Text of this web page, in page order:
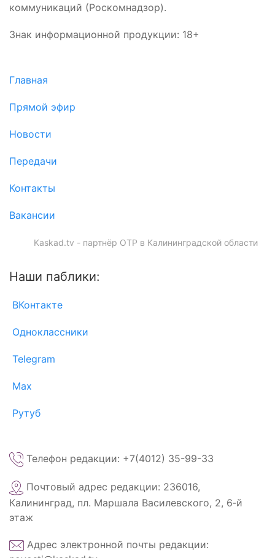
коммуникаций (Роскомнадзор).
Знак информационной продукции: 18+
Главная
Прямой эфир
Новости
Передачи
Контакты
Вакансии
Kaskad.tv - партнёр ОТР в Калининградской области
Наши паблики:
ВКонтакте
Одноклассники
Telegram
Max
Рутуб
Телефон редакции: +7(4012) 35-99-33
Почтовый адрес редакции: 236016,
Калининград, пл. Маршала Василевского, 2, 6‑й
этаж
Адрес электронной почты редакции: